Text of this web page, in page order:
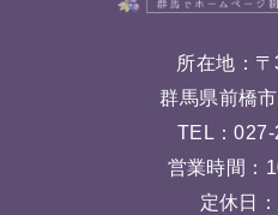
所在地：
群馬県前橋
TEL：
営業時間：
定休日